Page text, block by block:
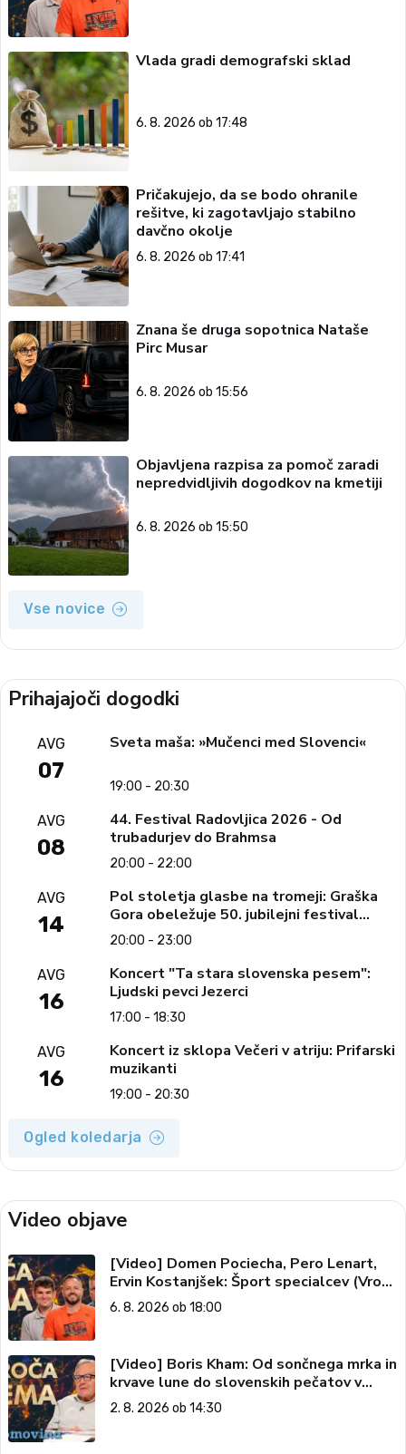
Vlada gradi demografski sklad
6. 8. 2026 ob 17:48
Pričakujejo, da se bodo ohranile
rešitve, ki zagotavljajo stabilno
davčno okolje
6. 8. 2026 ob 17:41
Znana še druga sopotnica Nataše
Pirc Musar
6. 8. 2026 ob 15:56
Objavljena razpisa za pomoč zaradi
nepredvidljivih dogodkov na kmetiji
6. 8. 2026 ob 15:50
Vse novice
Prihajajoči dogodki
AVG
07
Sveta maša: »Mučenci med Slovenci«
19:00 - 20:30
AVG
08
44. Festival Radovljica 2026 - Od
trubadurjev do Brahmsa
20:00 - 22:00
AVG
14
Pol stoletja glasbe na tromeji: Graška
Gora obeležuje 50. jubilejni festival
narodno-zabavne glasbe
20:00 - 23:00
AVG
16
Koncert "Ta stara slovenska pesem":
Ljudski pevci Jezerci
17:00 - 18:30
AVG
16
Koncert iz sklopa Večeri v atriju: Prifarski
muzikanti
19:00 - 20:30
Ogled koledarja
Video objave
[Video] Domen Pociecha, Pero Lenart,
Ervin Kostanjšek: Šport specialcev (Vroča
tema, 6. 8. 2026)
6. 8. 2026 ob 18:00
[Video] Boris Kham: Od sončnega mrka in
krvave lune do slovenskih pečatov v
vesolju (Vroča tema, 2. 8. 2026)
2. 8. 2026 ob 14:30